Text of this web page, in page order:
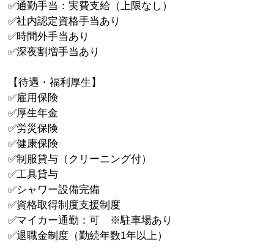
✅通勤手当：実費支給（上限なし）
✅社内認定資格手当あり
✅時間外手当あり
✅深夜割増手当あり
【待遇・福利厚生】
✅雇用保険
✅厚生年金
✅労災保険
✅健康保険
✅制服貸与（クリーニング付）
✅工具貸与
✅シャワー設備完備
✅資格取得制度支援制度
✅マイカー通勤：可 ※駐車場あり
✅退職金制度（勤続年数1年以上）